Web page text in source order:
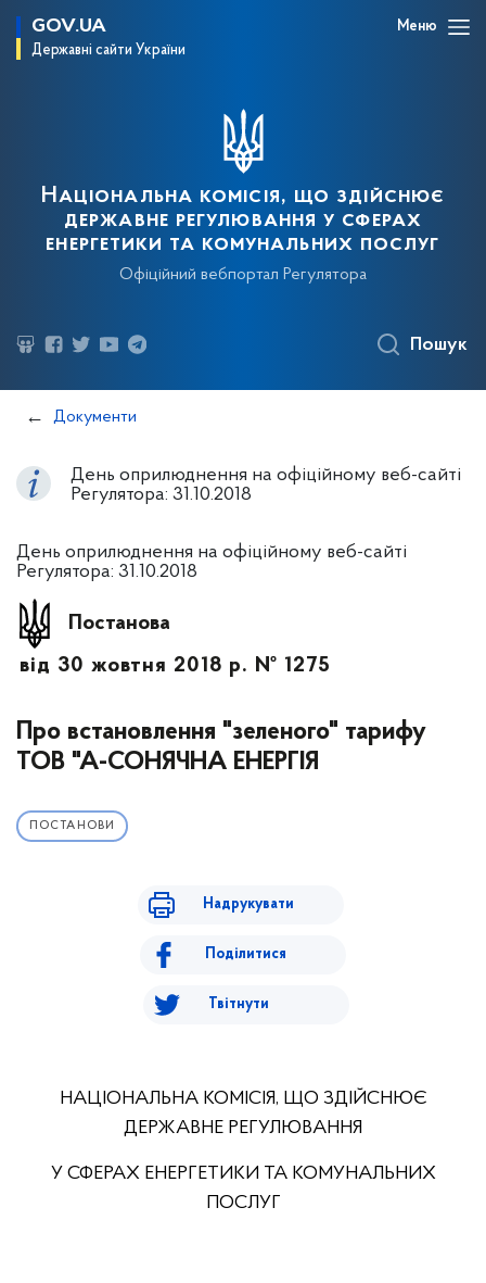
GOV.UA
Державні сайти України
Меню
Національна комісія, що здійснює
державне регулювання у сферах
енергетики та комунальних послуг
Офіційний вебпортал Регулятора
Пошук
Документи
День оприлюднення на офіційному веб-сайті
Регулятора: 31.10.2018
День оприлюднення на офіційному веб-сайті
Регулятора: 31.10.2018
Постанова
від 30 жовтня 2018 р. № 1275
Про встановлення "зеленого" тарифу
ТОВ "А-СОНЯЧНА ЕНЕРГІЯ
ПОСТАНОВИ
Надрукувати
Поділитися
Твітнути
НАЦІОНАЛЬНА КОМІСІЯ, ЩО ЗДІЙСНЮЄ
ДЕРЖАВНЕ РЕГУЛЮВАННЯ
У СФЕРАХ ЕНЕРГЕТИКИ ТА КОМУНАЛЬНИХ
ПОСЛУГ